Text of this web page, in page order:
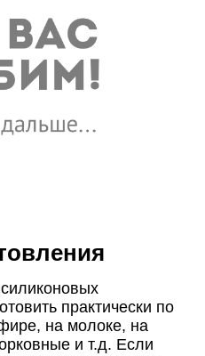
практически по
на молоке, на
и т.д. Если